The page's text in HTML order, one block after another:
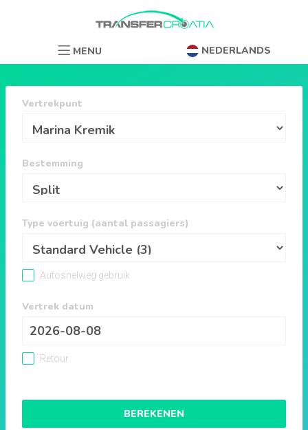
NEDERLANDS
MENU
Vertrekpunt
Bestemming
Type voertuig (aantal passagiers)
Autosnelweg gebruik
Vertrek datum
Retour
BEREKENEN